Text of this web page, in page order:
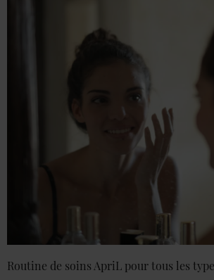
Routine de soins ApriL pour tous les